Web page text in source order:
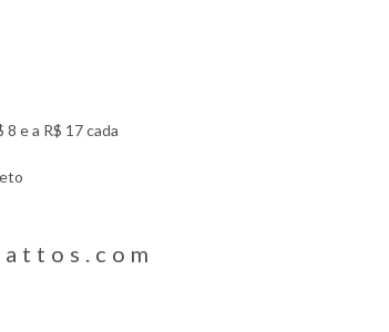
e a R$ 17 cada